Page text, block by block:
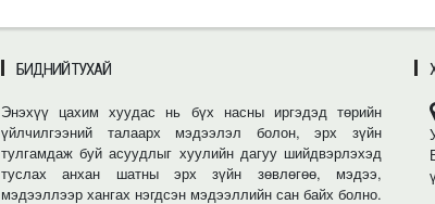
БИДНИЙ ТУХАЙ
Энэхүү цахим хуудас нь бүх насны иргэдэд төрийн
үйлчилгээний талаарх мэдээлэл болон, эрх зүйн
тулгамдаж буй асуудлыг хуулийн дагуу шийдвэрлэхэд
туслах анхан шатны эрх зүйн зөвлөгөө, мэдээ,
мэдээллээр хангах нэгдсэн мэдээллийн сан байх болно.